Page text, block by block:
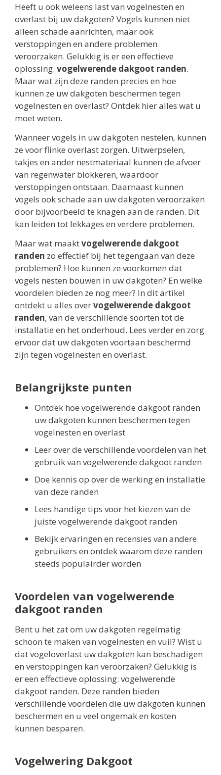
Heeft u ook weleens last van vogelnesten en
overlast bij uw dakgoten? Vogels kunnen niet
alleen schade aanrichten, maar ook
verstoppingen en andere problemen
veroorzaken. Gelukkig is er een effectieve
oplossing: vogelwerende dakgoot randen.
Maar wat zijn deze randen precies en hoe
kunnen ze uw dakgoten beschermen tegen
vogelnesten en overlast? Ontdek hier alles wat u
moet weten.
Wanneer vogels in uw dakgoten nestelen, kunnen
ze voor flinke overlast zorgen. Uitwerpselen,
takjes en ander nestmateriaal kunnen de afvoer
van regenwater blokkeren, waardoor
verstoppingen ontstaan. Daarnaast kunnen
vogels ook schade aan uw dakgoten veroorzaken
door bijvoorbeeld te knagen aan de randen. Dit
kan leiden tot lekkages en verdere problemen.
Maar wat maaktvogelwerende dakgoot
randen zo effectief bij het tegengaan van deze
problemen? Hoe kunnen ze voorkomen dat
vogels nesten bouwen in uw dakgoten? En welke
voordelen bieden ze nog meer? In dit artikel
ontdekt u alles overvogelwerende dakgoot
randen, van de verschillende soorten tot de
installatie en het onderhoud. Lees verder en zorg
ervoor dat uw dakgoten voortaan beschermd
zijn tegen vogelnesten en overlast.
Belangrijkste punten
Ontdek hoe vogelwerende dakgoot randen
uw dakgoten kunnen beschermen tegen
vogelnesten en overlast
Leer over de verschillende voordelen van het
gebruik van vogelwerende dakgoot randen
Doe kennis op over de werking en installatie
van deze randen
Lees handige tips voor het kiezen van de
juiste vogelwerende dakgoot randen
Bekijk ervaringen en recensies van andere
gebruikers en ontdek waarom deze randen
steeds populairder worden
Voordelen van vogelwerende
dakgoot randen
Bent u het zat om uw dakgoten regelmatig
schoon te maken van vogelnesten en vuil? Wist u
dat vogeloverlast uw dakgoten kan beschadigen
en verstoppingen kan veroorzaken? Gelukkig is
er een effectieve oplossing: vogelwerende
dakgoot randen. Deze randen bieden
verschillende voordelen die uw dakgoten kunnen
beschermen en u veel ongemak en kosten
kunnen besparen.
Vogelwering Dakgoot